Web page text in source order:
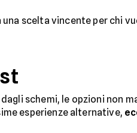
una scelta vincente per chi
schemi, le opzioni non
esperienze alternative,